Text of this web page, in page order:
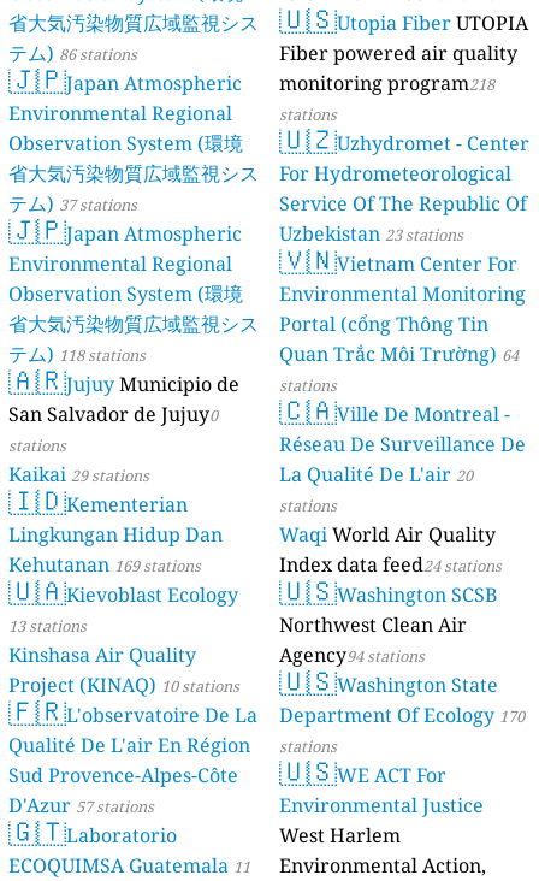
省大気汚染物質広域監視シス
テム) 86 stations
🇯🇵Japan Atmospheric
Environmental Regional
Observation System (環境
省大気汚染物質広域監視シス
テム) 37 stations
🇯🇵Japan Atmospheric
Environmental Regional
Observation System (環境
省大気汚染物質広域監視シス
テム) 118 stations
🇦🇷Jujuy Municipio de
San Salvador de Jujuy0
stations
Kaikai 29 stations
🇮🇩Kementerian
Lingkungan Hidup Dan
Kehutanan 169 stations
🇺🇦Kievoblast Ecology
13 stations
Kinshasa Air Quality
Project (KINAQ) 10 stations
🇫🇷L'observatoire De La
Qualité De L'air En Région
Sud Provence-Alpes-Côte
D'Azur 57 stations
🇬🇹Laboratorio
ECOQUIMSA Guatemala 11
🇺🇸Utopia FiberUTOPIA
Fiber powered air quality
monitoring program218
stations
🇺🇿Uzhydromet - Center
For Hydrometeorological
Service Of The Republic Of
Uzbekistan 23 stations
🇻🇳Vietnam Center For
Environmental Monitoring
Portal (cổng Thông Tin
Quan Trắc Môi Trường) 64
stations
🇨🇦Ville De Montreal -
Réseau De Surveillance De
La Qualité De L'air 20
stations
WaqiWorld Air Quality
Index data feed24 stations
🇺🇸Washington SCSB
Northwest Clean Air
Agency94 stations
🇺🇸Washington State
Department Of Ecology 170
stations
🇺🇸WE ACT For
Environmental Justice
West Harlem
Environmental Action,